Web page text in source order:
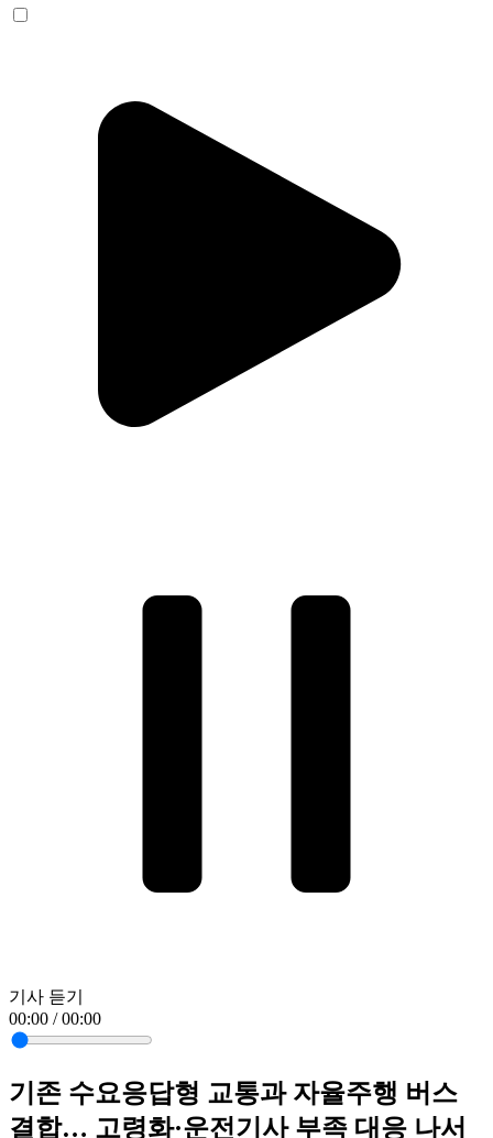
기사 듣기
00:00 / 00:00
기존 수요응답형 교통과 자율주행 버스
결합… 고령화·운전기사 부족 대응 나서